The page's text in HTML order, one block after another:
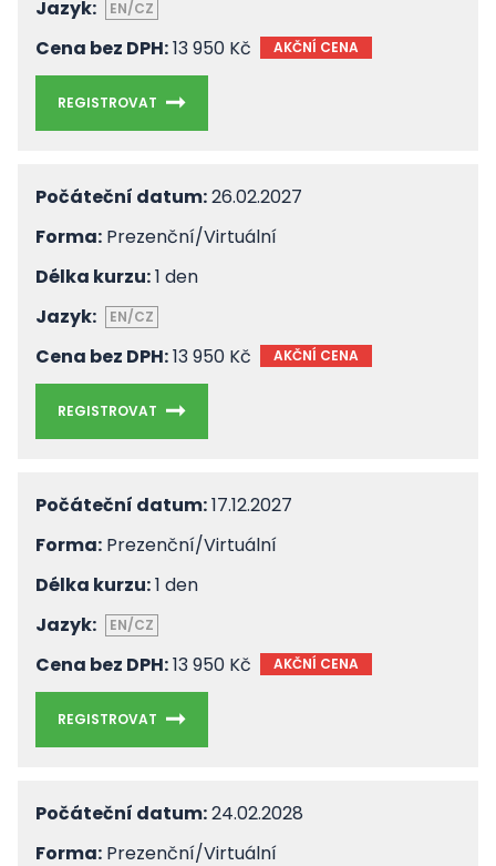
Jazyk: EN/CZ
Cena bez DPH:13 950 Kč AKČNÍ CENA
REGISTROVAT
Počáteční datum:26.02.2027
Forma: Prezenční/Virtuální
Délka kurzu:1 den
Jazyk:
EN/CZ
Cena bez DPH:13 950 Kč AKČNÍ CENA
REGISTROVAT
Počáteční datum:17.12.2027
Forma: Prezenční/Virtuální
Délka kurzu:1 den
Jazyk:
EN/CZ
Cena bez DPH:13 950 Kč AKČNÍ CENA
REGISTROVAT
Počáteční datum:24.02.2028
Forma: Prezenční/Virtuální